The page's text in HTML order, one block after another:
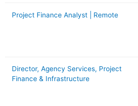
Project Finance Analyst | Remote
Director, Agency Services, Project
Finance & Infrastructure